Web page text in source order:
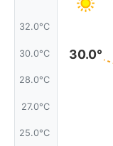
32.0°C
30.0°C
28.0°C
27.0°C
25.0°C
30.0°